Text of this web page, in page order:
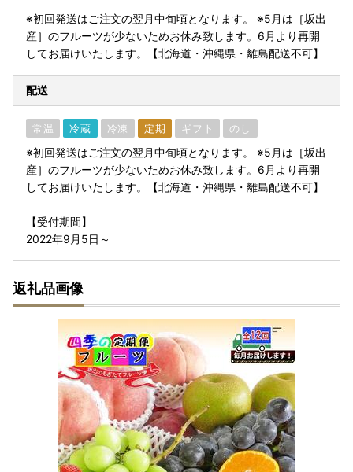
※初回発送はご注文の翌月中旬頃となります。 ※5月は［坂出
産］のフルーツが少ないためお休み致します。6月より再開
してお届けいたします。【北海道・沖縄県・離島配送不可】
配送
常温 冷蔵 冷凍 定期 ギフト のし
※初回発送はご注文の翌月中旬頃となります。 ※5月は［坂出
産］のフルーツが少ないためお休み致します。6月より再開
してお届けいたします。【北海道・沖縄県・離島配送不可】
【受付期間】
2022年9月5日～
返礼品画像